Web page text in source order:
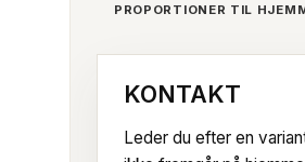
PROPORTIONER TIL
KONTAKT
Leder du efter en